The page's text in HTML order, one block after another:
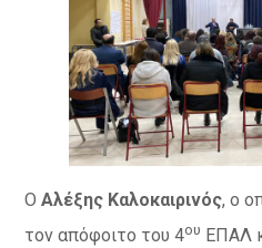
ΟΑλέξης Καλοκαιρινός, ο
τον απόφοιτο του 4ου ΕΠΑΛ